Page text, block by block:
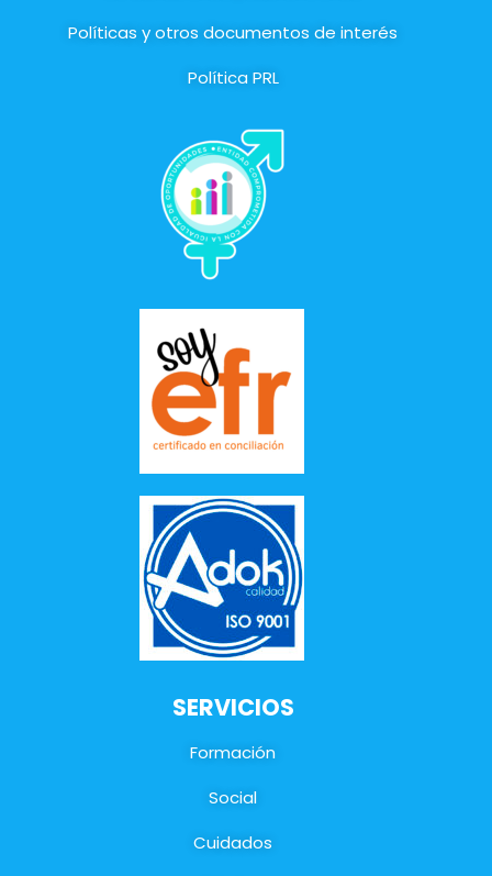
Políticas y otros documentos de interés
Política PRL
SERVICIOS
Formación
Social
Cuidados